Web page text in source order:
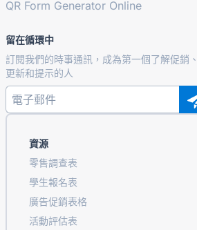
QR Form Generator Online
留在循環中
訂閱我們的時事通訊，成為第一個了解促銷、
更新和提示的人
資源
零售調查表
學生報名表
廣告促銷表格
活動評估表